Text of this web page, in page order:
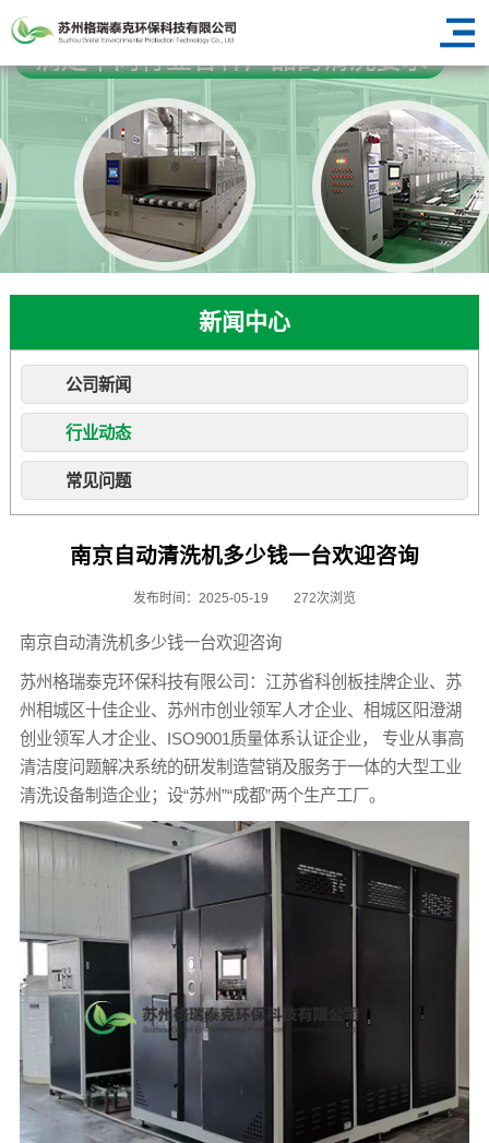
新闻中心
公司新闻
行业动态
常见问题
南京自动清洗机多少钱一台欢迎咨询
发布时间：2025-05-19 272次浏览
南京自动清洗机多少钱一台欢迎咨询
苏州格瑞泰克环保科技有限公司：江苏省科创板挂牌企业、苏
州相城区十佳企业、苏州市创业领军人才企业、相城区阳澄湖
创业领军人才企业、ISO9001质量体系认证企业， 专业从事高
清洁度问题解决系统的研发制造营销及服务于一体的大型工业
清洗设备制造企业；设“苏州”“成都”两个生产工厂。